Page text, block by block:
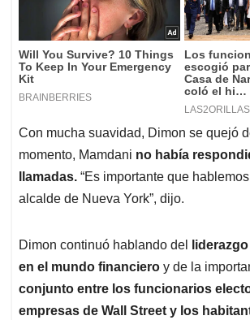
Con mucha suavidad, Dimon se quejó
momento, Mamdani no había
llamadas. “Es importante que
alcalde de Nueva York”, dijo.
Dimon continuó hablando del
en el mundo financiero y de la
conjunto entre los funcionarios
empresas de Wall Street y los